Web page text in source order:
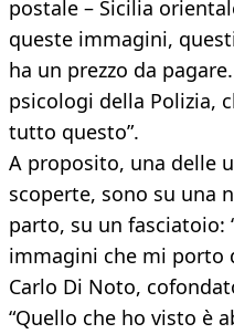
postale – Sicilia
queste immagini,
ha un prezzo da
psicologi della Polizia,
tutto questo”.
A proposito, una delle
scoperte, sono su una
parto, su un fasciatoio:
immagini che mi porto
Carlo Di Noto,
“Quello che ho visto è